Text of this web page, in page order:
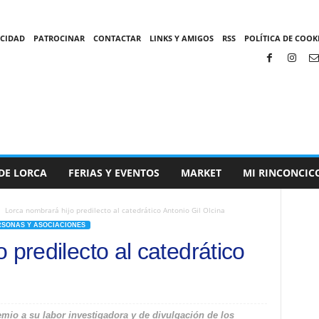
PATROCINAR CONTACTAR LINKS Y AMIGOS RSS POLÍTICA DE
LORCA FERIAS Y EVENTOS MARKET MI
Lorca nombrará hijo predilecto al catedrático Antonio Gil Olcina
Y ASOCIACIONES
predilecto al catedrático
a su labor investigadora y de divulgación de los